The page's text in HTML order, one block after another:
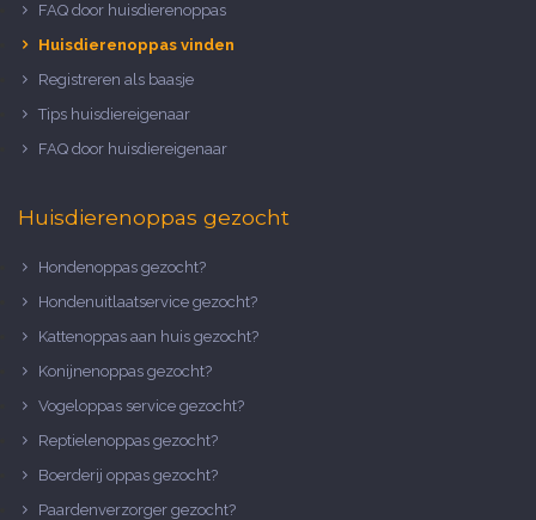
FAQ door huisdierenoppas
Huisdierenoppas vinden
Registreren als baasje
Tips huisdiereigenaar
FAQ door huisdiereigenaar
Huisdierenoppas gezocht
Hondenoppas gezocht?
Hondenuitlaatservice gezocht?
Kattenoppas aan huis gezocht?
Konijnenoppas gezocht?
Vogeloppas service gezocht?
Reptielenoppas gezocht?
Boerderij oppas gezocht?
Paardenverzorger gezocht?